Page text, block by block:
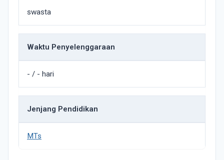
swasta
Waktu Penyelenggaraan
- / - hari
Jenjang Pendidikan
MTs